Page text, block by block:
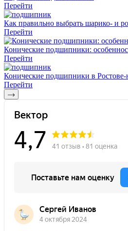
Перейти
Как правильно выбрать шарико- и
Перейти
Конические подшипники:
Перейти
Конические подшипники в
Перейти